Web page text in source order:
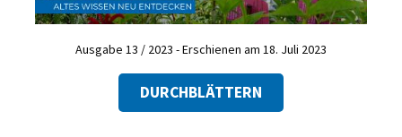
Ausgabe 13 / 2023 - Erschienen am 18. Juli 2023
DURCHBLÄTTERN